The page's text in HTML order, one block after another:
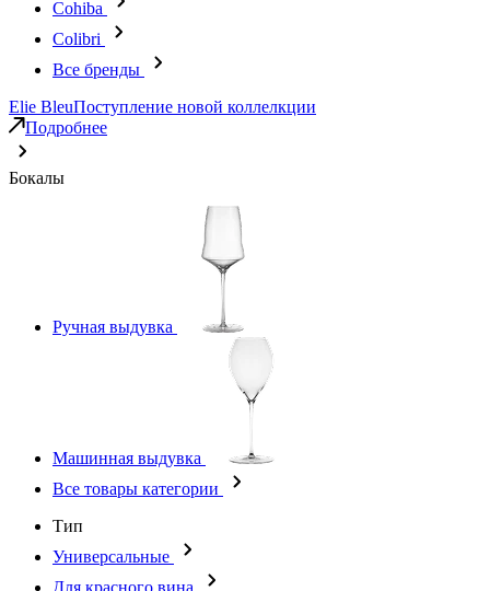
Cohiba
Colibri
Все бренды
Elie BleuПоступление новой коллелкции
Подробнее
Бокалы
Ручная выдувка
Машинная выдувка
Все товары категории
Тип
Универсальные
Для красного вина